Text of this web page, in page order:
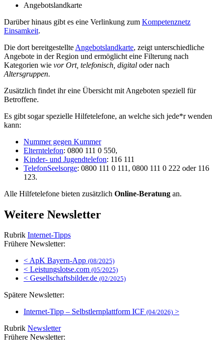
Angebotslandkarte
Darüber hinaus gibt es eine Verlinkung zum Kompetenznetz
Einsamkeit.
Die dort bereitgestellte Angebotslandkarte, zeigt unterschiedliche
Angebote in der Region und ermöglicht eine Filterung nach
Kategorien wie vor Ort, telefonisch, digital oder nach
Altersgruppen.
Zusätzlich findet ihr eine Übersicht mit Angeboten speziell für
Betroffene.
Es gibt sogar spezielle Hilfetelefone, an welche sich jede*r wenden
kann:
Nummer gegen Kummer
Elterntelefon: 0800 111 0 550,
Kinder- und Jugendtelefon: 116 111
TelefonSeelsorge: 0800 111 0 111, 0800 111 0 222 oder 116
123.
Alle Hilfetelefone bieten zusätzlich Online-Beratung an.
Weitere Newsletter
Rubrik Internet-Tipps
Frühere Newsletter:
< ApK Bayern-App (08/2025)
< Leistungslotse.com (05/2025)
< Gesellschaftsbilder.de (02/2025)
Spätere Newsletter:
Internet-Tipp – Selbstlernplattform ICF (04/2026) >
Rubrik Newsletter
Frühere Newsletter: